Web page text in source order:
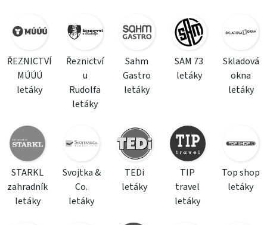
ŘEZNICTVÍ
MÚÚÚ
letáky
Řeznictví
u
Rudolfa
letáky
Sahm
Gastro
letáky
SAM 73
letáky
Skladová
okna
letáky
STARKL
zahradník
letáky
Svojtka &
Co.
letáky
TEDi
letáky
TIP
travel
letáky
Top shop
letáky